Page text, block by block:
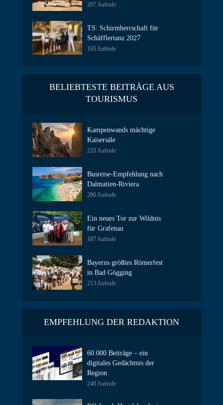
207 Aufrufe
TS: Schirmherrschaft für
Schäfflertanz 2027
165 Aufrufe
BELIEBTESTE BEITRÄGE AUS
TOURISMUS
Kampenwands mächtige
Kaisersäle
233 Aufrufe
Busreise-Empfehlung nach
Dalmatien-Riviera
280 Aufrufe
Ein neues Tor zur Wildnis
für Grafenau
187 Aufrufe
Bayerns größtes Römerfest
in Bad Gögging
213 Aufrufe
EMPFEHLUNG DER REDAKTION
60.000 Beiträge – ein
digitales Gedächtnis der
Region
240 Aufrufe